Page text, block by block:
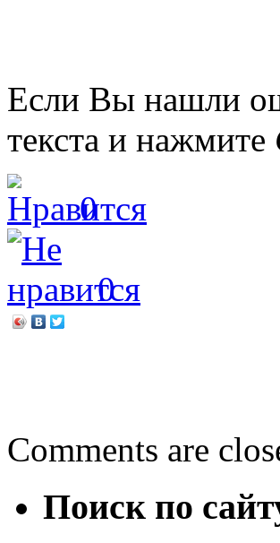
Если Вы нашли
текста и нажмите
0
0
Comments are
Поиск по